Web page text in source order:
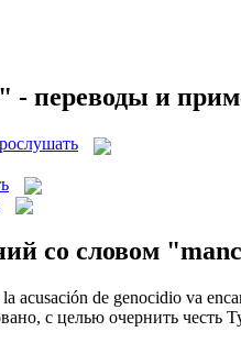
- переводы и
со словом
acusación de genocidio va
с целью очернить честь